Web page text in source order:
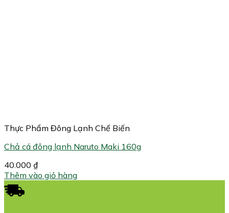
Thực Phẩm Đông Lạnh Chế Biến
Chả cá đông lạnh Naruto Maki 160g
40.000 ₫
Thêm vào giỏ hàng